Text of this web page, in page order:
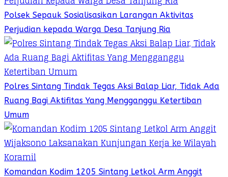
Polsek Sepauk Sosialisasikan Larangan Aktivitas
Perjudian kepada Warga Desa Tanjung Ria
Polres Sintang Tindak Tegas Aksi Balap Liar, Tidak Ada
Ruang Bagi Aktifitas Yang Mengganggu Ketertiban
Umum
Komandan Kodim 1205 Sintang Letkol Arm Anggit